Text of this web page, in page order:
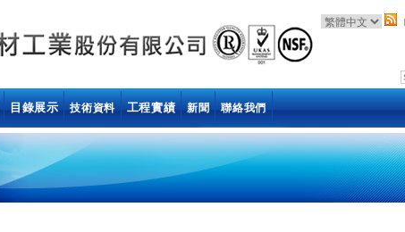
目錄展示 技術資料 工程實績 新聞 聯絡我們